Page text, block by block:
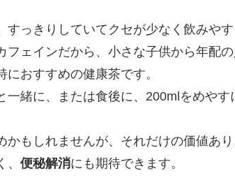
すっきりしていてクセが少なく飲みやす
フェインだから、小さな子供から年配
におすすめの健康茶です。
一緒に、または食後に、200mlをめやす
かもしれませんが、それだけの価値あ
便秘解消にも期待できます。